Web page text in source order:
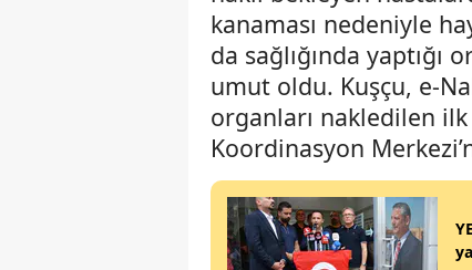
kanaması nedeniyle
da sağlığında yaptığı
umut oldu. Kuşçu, e-
organları nakledilen
Koordinasyon